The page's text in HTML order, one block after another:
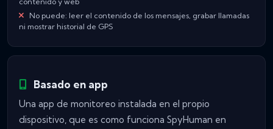
No puede: leer el contenido de los mensajes, grabar llamadas
ni mostrar historial de GPS
Basado en app
Una app de monitoreo instalada en el propio
dispositivo, que es como funciona SpyHuman en